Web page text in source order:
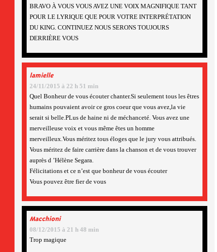
BRAVO À VOUS VOUS AVEZ UNE VOIX MAGNIFIQUE TANT
POUR LE LYRIQUE QUE POUR VOTRE INTERPRÉTATION
DU KING. CONTINUEZ NOUS SERONS TOUJOURS
DERRIÈRE VOUS
lamielle
24/11/2015 à 22 h 51 min
Quel Bonheur de vous écouter chanter.Si seulement tous les êtres
humains pouvaient avoir ce gros coeur que vous avez,la vie
serait si belle.PLus de haine ni de méchanceté. Vous avez une
merveilleuse voix et vous même êtes un homme
merveilleux.Vous méritez tous éloges que le jury vous attribués.
Vous méritez de faire carrière dans la chanson et de vous trouver
auprès d ’Hélène Segara.
Félicitations et ce n’est que bonheur de vous écouter
Vous pouvez être fier de vous
Macchioni
08/12/2015 à 21 h 48 min
Trop magique